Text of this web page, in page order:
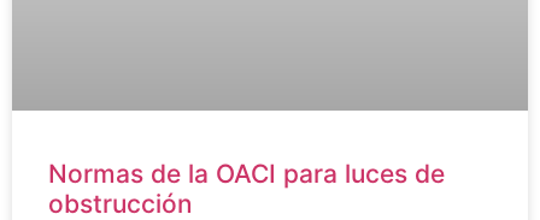
Normas de la OACI para luces de
obstrucción